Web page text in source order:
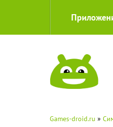
Games-droid.ru »